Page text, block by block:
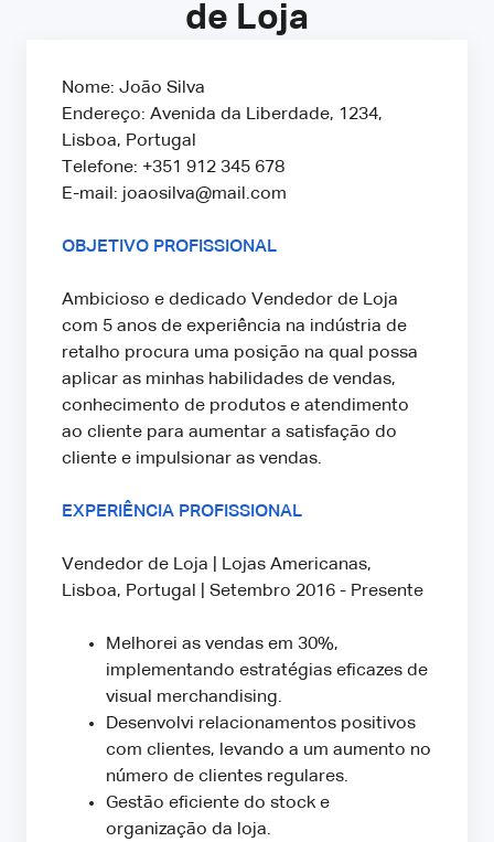
de Loja
Nome: João Silva
Endereço: Avenida da Liberdade, 1234,
Lisboa, Portugal
Telefone: +351 912 345 678
E-mail: joaosilva@mail.com
OBJETIVO PROFISSIONAL
Ambicioso e dedicado Vendedor de Loja
com 5 anos de experiência na indústria de
retalho procura uma posição na qual possa
aplicar as minhas habilidades de vendas,
conhecimento de produtos e atendimento
ao cliente para aumentar a satisfação do
cliente e impulsionar as vendas.
EXPERIÊNCIA PROFISSIONAL
Vendedor de Loja | Lojas Americanas,
Lisboa, Portugal | Setembro 2016 - Presente
Melhorei as vendas em 30%,
implementando estratégias eficazes de
visual merchandising.
Desenvolvi relacionamentos positivos
com clientes, levando a um aumento no
número de clientes regulares.
Gestão eficiente do stock e
organização da loja.